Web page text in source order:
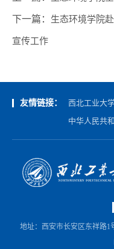
下一篇： 生态环境学院
宣传工作
友情链接： 西北工业大
中华人民共
地址：西安市长安区东祥路1